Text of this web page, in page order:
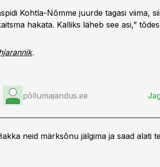
Kohtla-Nõmme juurde tagasi viima,
hakata. Kalliks läheb see asi,”
.
põllumajandus.ee
neid märksõnu jälgima ja saad alati